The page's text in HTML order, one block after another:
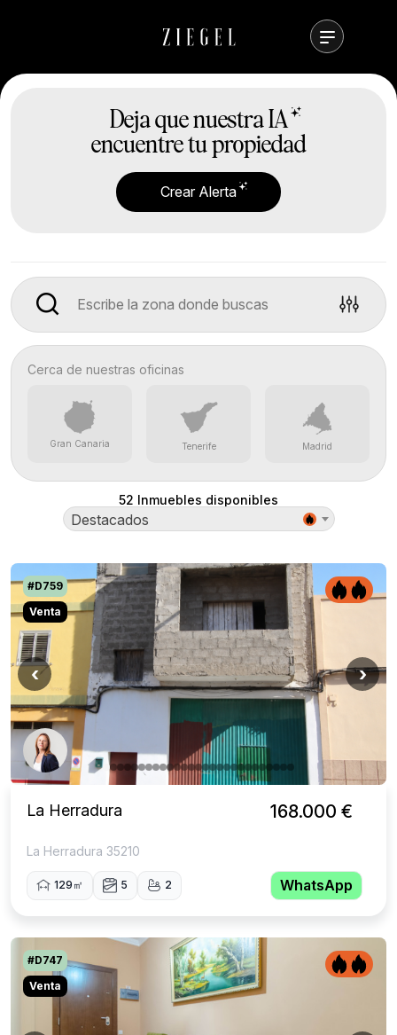
Deja que nuestraIA
encuentre tu propiedad
Crear Alerta
Cerca de nuestras oficinas
Gran Canaria Tenerife Madrid
52 Inmuebles disponibles
Destacados
‹ ›
#D759
Venta
La Herradura
La Herradura 35210
129㎡ 5 2
168.000 €
WhatsApp
#D747
Venta